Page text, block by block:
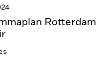
Rotterdam